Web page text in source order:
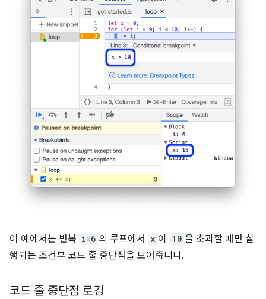
이 예에서는 반복 i=6 의 루프에서 x 이 10 을 초과할 때만 실
행되는 조건부 코드 줄 중단점을 보여줍니다.
코드 줄 중단점 로깅